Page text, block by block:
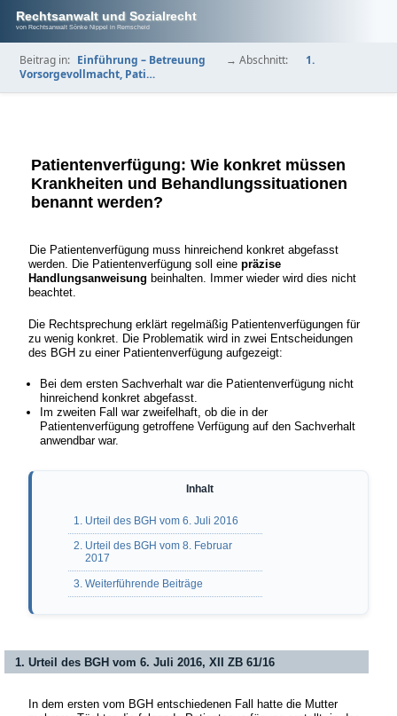
Rechtsanwalt und Sozialrecht
von Rechtsanwalt Sönke Nippel in Remscheid
Beitrag in: Einführung – Betreuung → Abschnitt:
1.
Vorsorgevollmacht, Pati…
Patientenverfügung: Wie konkret müssen
Krankheiten und Behandlungssituationen
benannt werden?
Die Patientenverfügung muss hinreichend konkret abgefasst
werden. Die Patientenverfügung soll eine präzise
Handlungsanweisung beinhalten. Immer wieder wird dies nicht
beachtet.
Die Rechtsprechung erklärt regelmäßig Patientenverfügungen für
zu wenig konkret. Die Problematik wird in zwei Entscheidungen
des BGH zu einer Patientenverfügung aufgezeigt:
Bei dem ersten Sachverhalt war die Patientenverfügung nicht
hinreichend konkret abgefasst.
Im zweiten Fall war zweifelhaft, ob die in der
Patientenverfügung getroffene Verfügung auf den Sachverhalt
anwendbar war.
1. Urteil des BGH vom 6. Juli 2016
2. Urteil des BGH vom 8. Februar
2017
3. Weiterführende Beiträge
1. Urteil des BGH vom 6. Juli 2016, XII ZB 61/16
In dem ersten vom BGH entschiedenen Fall hatte die Mutter